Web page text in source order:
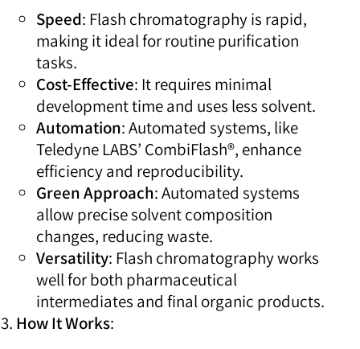
Speed: Flash chromatography is rapid,
making it ideal for routine purification
tasks.
Cost-Effective: It requires minimal
development time and uses less solvent.
Automation: Automated systems, like
Teledyne LABS’ CombiFlash®, enhance
efficiency and reproducibility.
Green Approach: Automated systems
allow precise solvent composition
changes, reducing waste.
Versatility: Flash chromatography works
well for both pharmaceutical
intermediates and final organic products.
How It Works: